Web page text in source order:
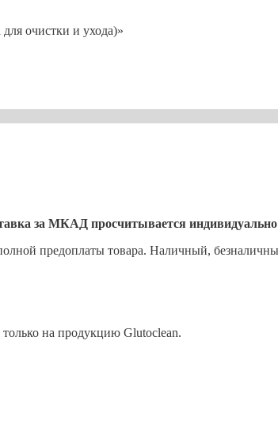
очистки и ухода)»
за МКАД просчитывается индивидуально
предоплаты товара. Наличный,
только на продукцию Glutoclean.